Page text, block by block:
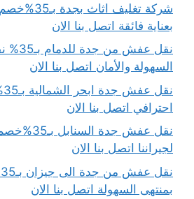
شركة تغليف
بعناية فائقة اتصل بنا الان
نقل
السهولة والأمان اتصل بنا الان
احترافي اتصل بنا الان
نقل عفش جدة
لجيراننا اتصل بنا الان
بمنتهى السهولة اتصل بنا الان